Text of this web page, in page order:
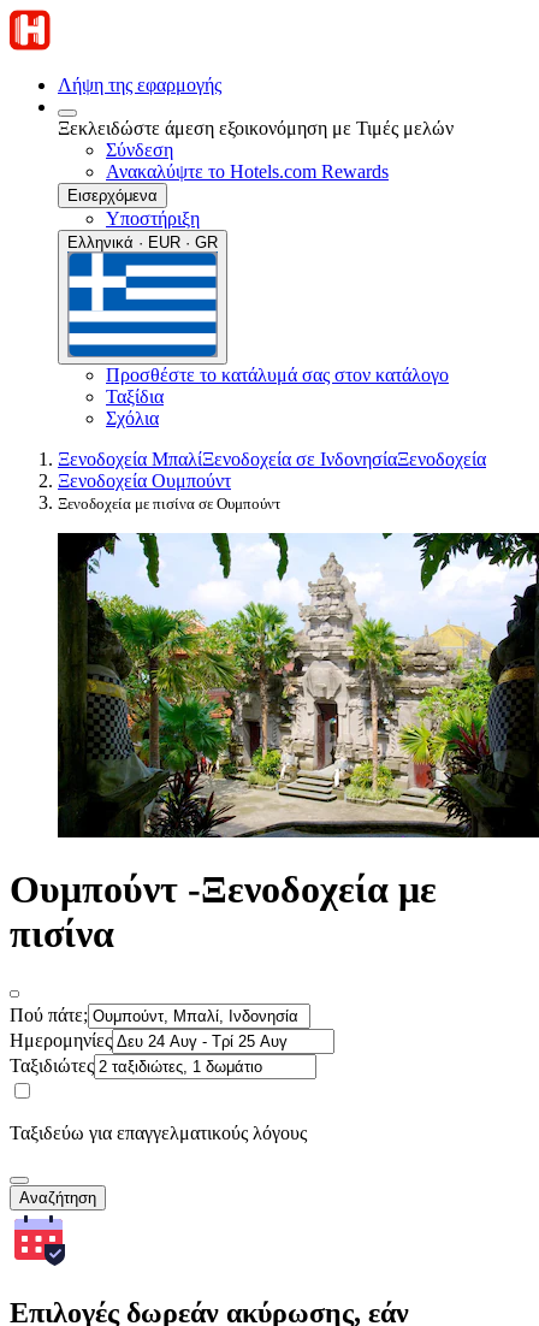
Λήψη της εφαρμογής
Ξεκλειδώστε άμεση εξοικονόμηση με Τιμές μελών
Σύνδεση
Ανακαλύψτε το Hotels.com Rewards
Εισερχόμενα
Υποστήριξη
Ελληνικά · EUR · GR
Προσθέστε το κατάλυμά σας στον κατάλογο
Ταξίδια
Σχόλια
Ξενοδοχεία ΜπαλίΞενοδοχεία σε ΙνδονησίαΞενοδοχεία
Ξενοδοχεία Ουμπούντ
Ξενοδοχεία με πισίνα σε Ουμπούντ
Ουμπούντ -Ξενοδοχεία με
πισίνα
Πού πάτε;
Ημερομηνίες
Ταξιδιώτες
Ταξιδεύω για επαγγελματικούς λόγους
Αναζήτηση
Επιλογές δωρεάν ακύρωσης, εάν